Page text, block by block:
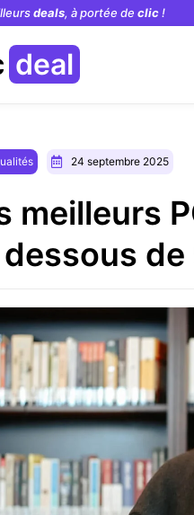
deals, à portée de clic!
deal
24 septembre 2025
meilleurs